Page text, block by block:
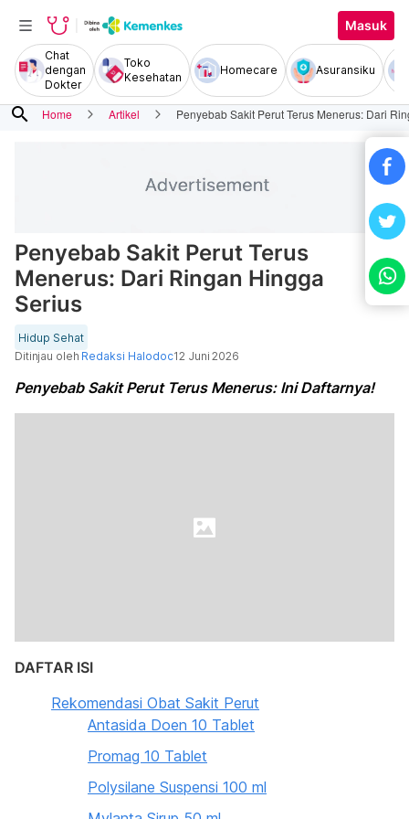
Masuk
Chat
dengan
Dokter
Toko
Kesehatan
Homecare Asuransiku
search Home Artikel Penyebab Sakit Perut Terus Menerus: Dari
Penyebab Sakit Perut Terus
Menerus: Dari Ringan Hingga
Serius
Hidup Sehat
Ditinjau oleh Redaksi Halodoc12 Juni 2026
Penyebab Sakit Perut Terus Menerus: Ini Daftarnya!
DAFTAR ISI
Rekomendasi Obat Sakit Perut
Antasida Doen 10 Tablet
Promag 10 Tablet
Polysilane Suspensi 100 ml